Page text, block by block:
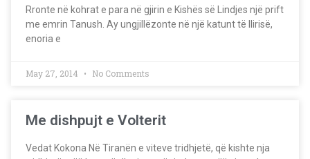
Rronte në kohrat e para në gjirin e Kishës së Lindjes një prift
me emrin Tanush. Ay ungjillëzonte në një katunt të Ilirisë,
enoria e
May 27, 2014 No Comments
Me dishpujt e Volterit
Vedat Kokona Në Tiranën e viteve tridhjetë, që kishte nja